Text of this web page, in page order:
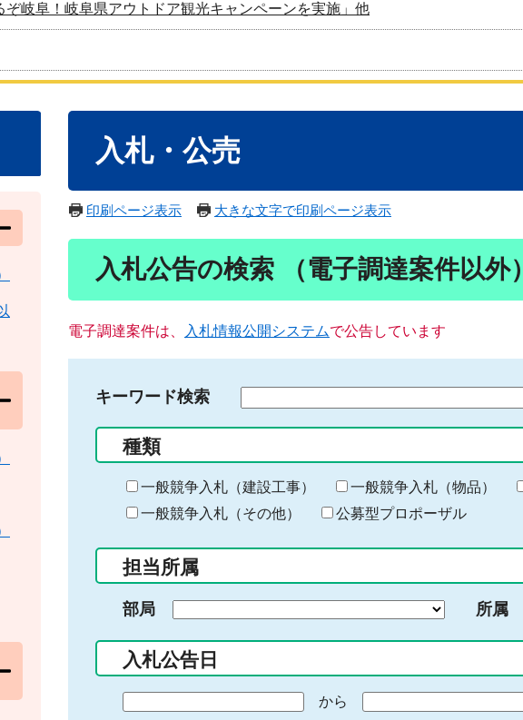
岐阜！岐阜県アウトドア観光キャンペーンを実施」他
入札・公売
印刷ページ表示 大きな文字で印刷ページ表示
入札公告の検索 （電子調達案件以外）
電子調達案件は、 入札情報公開システムで公告しています
キーワード検索
る
キ
ー
ー
入
力
種類
一般競争入札（建設工事） 一般競争入札（物品）
一般競争入札（その他）
公募型プロポーザル
担当所属
部局 所属
入札公告日
から